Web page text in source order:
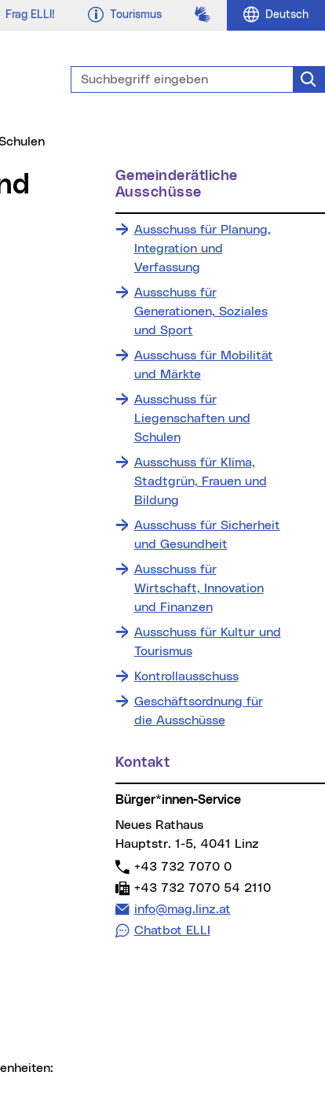
Frag ELLI! Tourismus Gebärdensprache
Deutsch
Suchbegriff eingeben
Gemeinderätliche
Ausschüsse
Ausschuss für Planung,
Integration und
Verfassung
Ausschuss für
Generationen, Soziales
und Sport
Ausschuss für Mobilität
und Märkte
Ausschuss für
Liegenschaften und
Schulen
Ausschuss für Klima,
Stadtgrün, Frauen und
Bildung
Ausschuss für Sicherheit
und Gesundheit
Ausschuss für
Wirtschaft, Innovation
und Finanzen
Ausschuss für Kultur und
Tourismus
Kontrollausschuss
Geschäftsordnung für
die Ausschüsse
Kontakt
Bürger*innen-Service
Neues Rathaus
Hauptstr. 1-5, 4041 Linz
Telefon:
+43 732 7070 0
Fax:
+43 732 7070 54 2110
E-Mail Adresse:
info@mag.linz.at
Chatbot ELLI